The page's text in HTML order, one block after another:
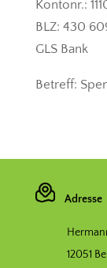
Kontonr.:
BLZ: 430
GLS Bank
Betreff:
Adresse
12051